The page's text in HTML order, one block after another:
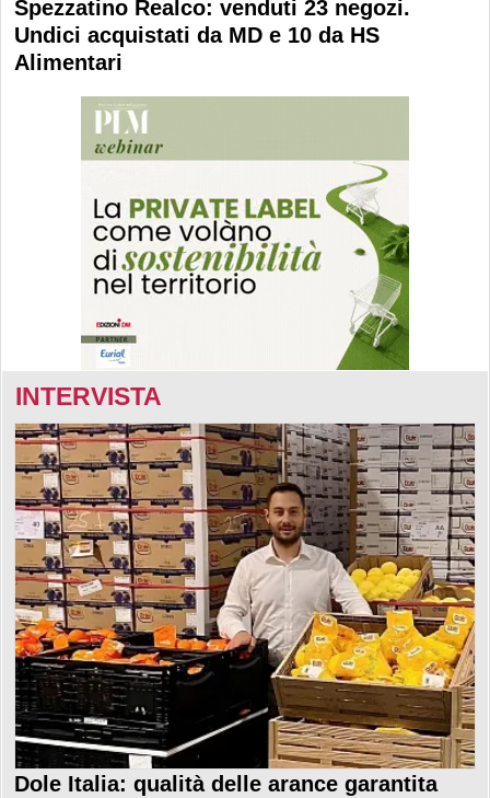
Spezzatino Realco: venduti 23 negozi.
Undici acquistati da MD e 10 da HS
Alimentari
INTERVISTA
Dole Italia: qualità delle arance garantita